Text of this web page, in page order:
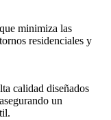
minimiza las
residenciales y
calidad diseñados
un